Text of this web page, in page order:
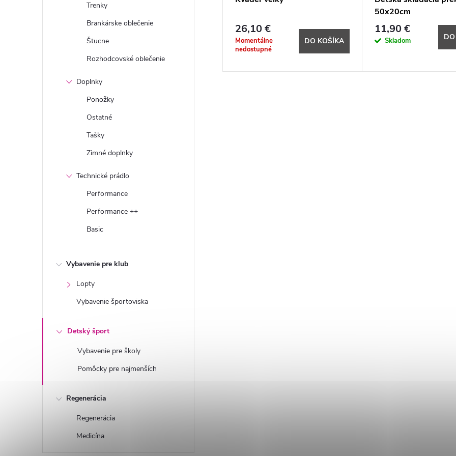
Trenky
Brankárske oblečenie
Štucne
Rozhodcovské oblečenie
Doplnky
Ponožky
Ostatné
Tašky
Zimné doplnky
Technické prádlo
Performance
Performance ++
Basic
Vybavenie pre klub
Lopty
Vybavenie športoviska
Detský šport
Vybavenie pre školy
Pomôcky pre najmenších
Regenerácia
Regenerácia
Medicína
26,10 €
Momentálne
nedostupné
DO KOŠÍKA
50x20cm
11,90 €
Skladom